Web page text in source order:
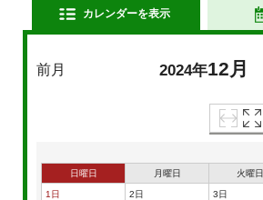
カレンダーを表示
前月 2024年12月
日曜日 月曜日 火曜日
1日 2日 3日